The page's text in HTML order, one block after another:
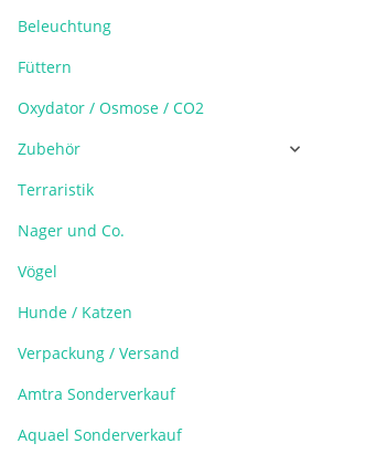
Beleuchtung
Füttern
Oxydator / Osmose / CO2
Zubehör
Terraristik
Nager und Co.
Vögel
Hunde / Katzen
Verpackung / Versand
Amtra Sonderverkauf
Aquael Sonderverkauf